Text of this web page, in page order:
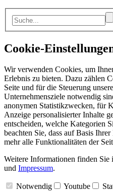
Cookie-
Wir verwenden Cookies, um
Erlebnis zu bieten. Dazu zählen
Seite und für die Steuerung
Unternehmensziele notwendig
anonymen Statistikzwecken, für
Anzeige personalisierter Inhalte
entscheiden, welche Kategorien
beachten Sie, dass auf Basis
mehr alle Funktionalitäten der
Weitere Informationen finden Sie
und Impressum.
Notwendig Youtube